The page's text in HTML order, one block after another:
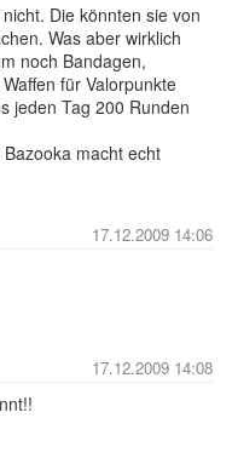
Die könnten sie von
Was aber wirklich
noch Bandagen,
für Valorpunkte
jeden Tag 200 Runden
macht echt
17.12.2009 14:06
17.12.2009 14:08